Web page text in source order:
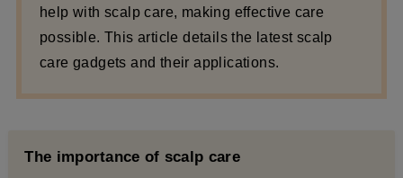
help with scalp care, making effective care
possible. This article details the latest scalp
care gadgets and their applications.
The importance of scalp care